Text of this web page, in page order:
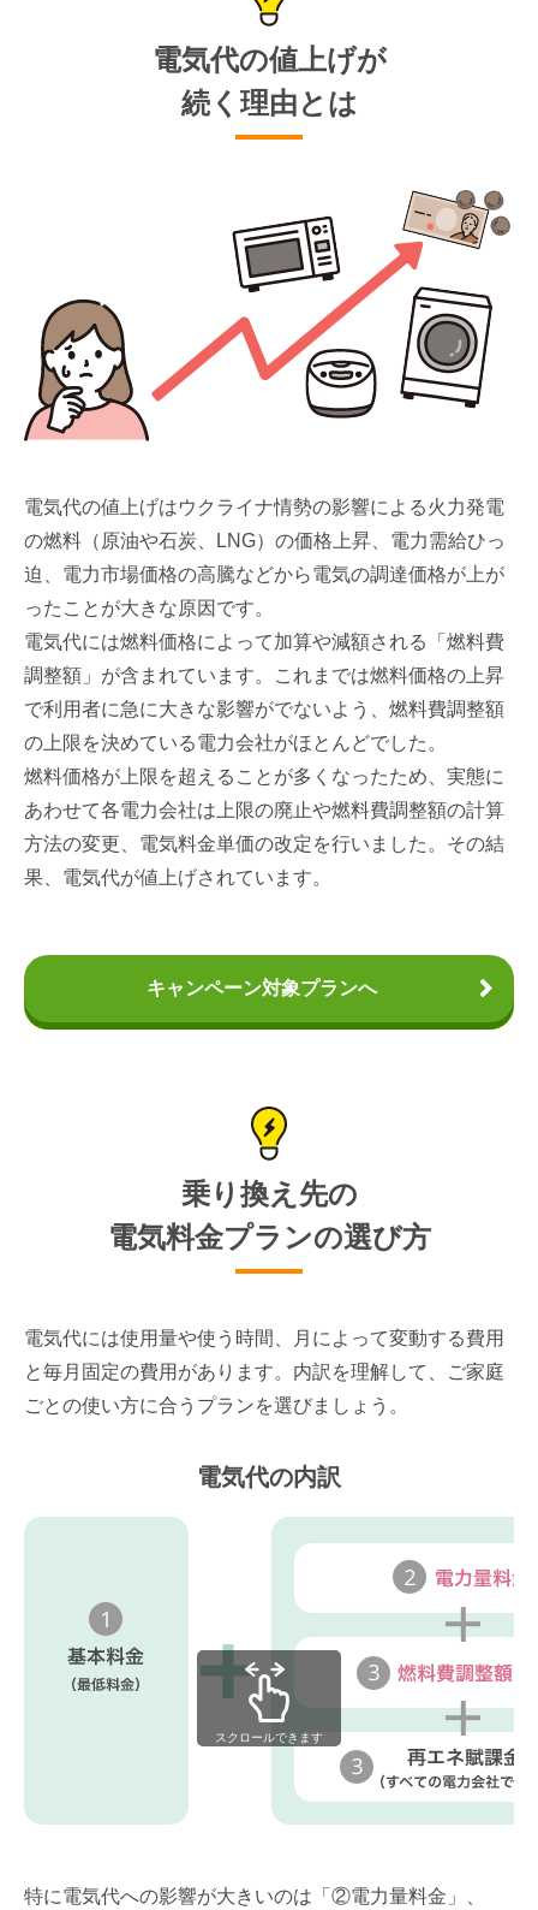
電気代の値上げが
続く理由とは
電気代の値上げはウクライナ情勢の影響による火力発電
の燃料（原油や石炭、LNG）の価格上昇、電力需給ひっ
迫、電力市場価格の高騰などから電気の調達価格が上が
ったことが大きな原因です。
電気代には燃料価格によって加算や減額される「燃料費
調整額」が含まれています。これまでは燃料価格の上昇
で利用者に急に大きな影響がでないよう、燃料費調整額
の上限を決めている電力会社がほとんどでした。
燃料価格が上限を超えることが多くなったため、実態に
あわせて各電力会社は上限の廃止や燃料費調整額の計算
方法の変更、電気料金単価の改定を行いました。その結
果、電気代が値上げされています。
キャンペーン対象プランへ
乗り換え先の
電気料金プランの選び方
電気代には使用量や使う時間、月によって変動する費用
と毎月固定の費用があります。内訳を理解して、ご家庭
ごとの使い方に合うプランを選びましょう。
電気代の内訳
スクロールできます
特に電気代への影響が大きいのは「②電力量料金」、